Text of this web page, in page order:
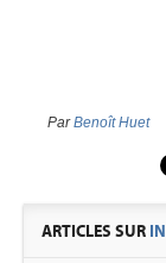
ParBenoît Huet
ARTICLES SUR